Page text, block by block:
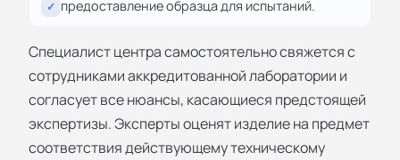
✓ предоставление образца для испытаний.
Специалист центра самостоятельно свяжется с
сотрудниками аккредитованной лаборатории и
согласует все нюансы, касающиеся предстоящей
экспертизы. Эксперты оценят изделие на предмет
соответствия действующему техническому